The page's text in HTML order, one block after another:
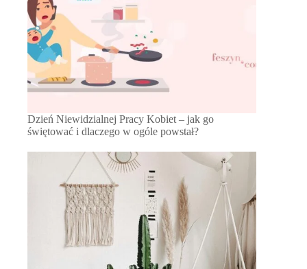
Dzień Niewidzialnej Pracy Kobiet – jak go
świętować i dlaczego w ogóle powstał?